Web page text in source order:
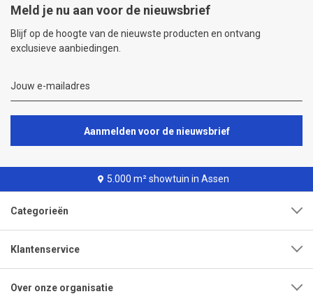
Meld je nu aan voor de nieuwsbrief
Blijf op de hoogte van de nieuwste producten en ontvang
exclusieve aanbiedingen.
Aanmelden voor de nieuwsbrief
5.000 m² showtuin in Assen
Categorieën
Klantenservice
Over onze organisatie